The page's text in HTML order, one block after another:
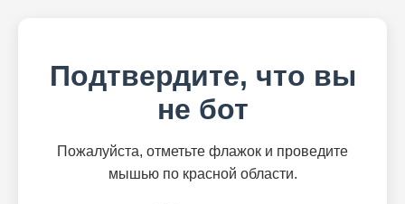
Подтвердите, что вы
не бот
Пожалуйста, отметьте флажок и проведите
мышью по красной области.